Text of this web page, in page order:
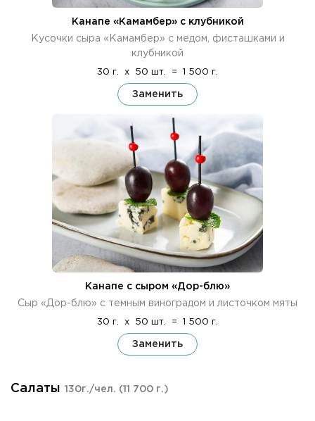
Канапе «Камамбер» с клубникой
Кусочки сыра «Камамбер» с медом, фисташками и
клубникой
30 г. x 50 шт. = 1 500 г.
Заменить
Канапе с сыром «Дор-блю»
Сыр «Дор-блю» с темным виноградом и листочком мяты
30 г. x 50 шт. = 1 500 г.
Заменить
Салаты 130г./чел. (11 700 г.)